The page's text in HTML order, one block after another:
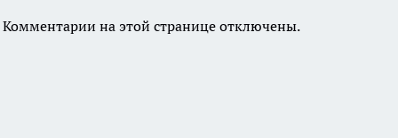
Комментарии на этой странице отключены.